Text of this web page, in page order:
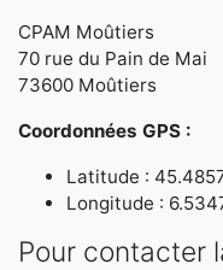
CPAM Moûtiers
70 rue du Pain de Mai
73600 Moûtiers
Coordonnées GPS :
Latitude :
Longitude :
Pour contacter